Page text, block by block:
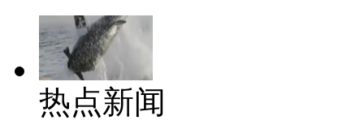
热点新闻